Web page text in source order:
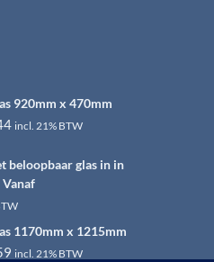
920mm x 470mm
Huidige
is:
€4.917,44.
incl. 21% BTW
beloopbaar glas in in
1170mm x 1215mm
Huidige
incl. 21% BTW